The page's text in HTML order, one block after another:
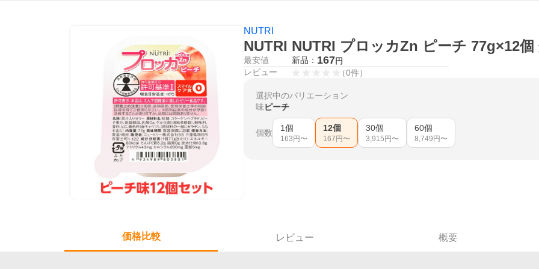
NUTRI
NUTRI NUTRI プロッカZn ピーチ 77g×12個
最安値 新品： 167円
レビュー （0件）
選択中のバリエーション
味ピーチ
個数 1個
163 円〜
12個
167 円〜
30個
3,915 円〜
60個
8,749 円〜
価格比較 レビュー 概要